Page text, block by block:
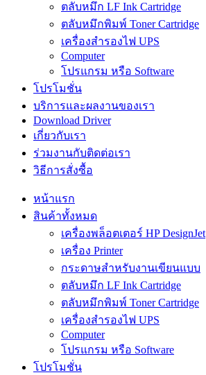
ตลับหมึก LF Ink Cartridge
ตลับหมึกพิมพ์ Toner Cartridge
เครื่องสำรองไฟ UPS
Computer
โปรแกรม หรือ Software
โปรโมชั่น
บริการและผลงานของเรา
Download Driver
เกี่ยวกับเรา
ร่วมงานกับติดต่อเรา
วิธีการสั่งซื้อ
หน้าแรก
สินค้าทั้งหมด
เครื่องพล็อตเตอร์ HP DesignJet
เครื่อง Printer
กระดาษสำหรับงานเขียนแบบ
ตลับหมึก LF Ink Cartridge
ตลับหมึกพิมพ์ Toner Cartridge
เครื่องสำรองไฟ UPS
Computer
โปรแกรม หรือ Software
โปรโมชั่น